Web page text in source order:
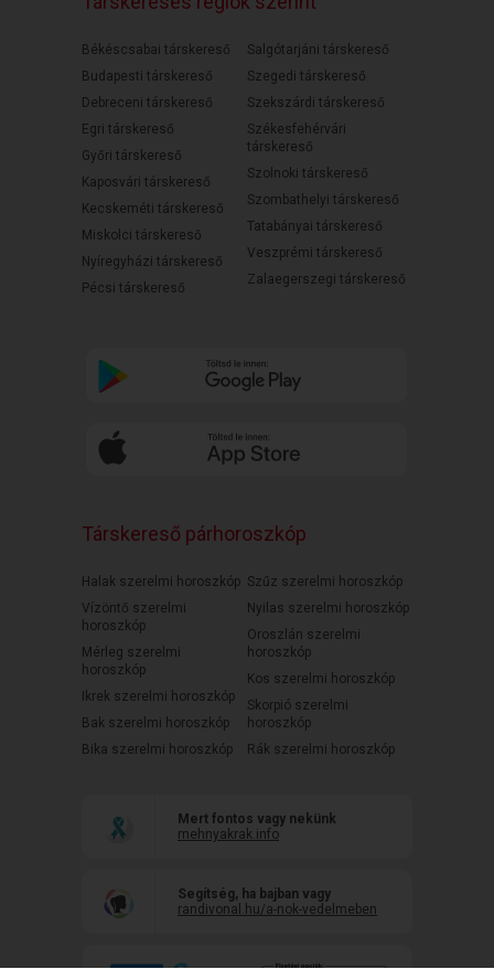
Békéscsabai társkereső
Budapesti társkereső
Debreceni társkereső
Egri társkereső
Győri társkereső
Kaposvári társkereső
Kecskeméti társkereső
Miskolci társkereső
Nyíregyházi társkereső
Pécsi társkereső
Salgótarjáni társkereső
Szegedi társkereső
Szekszárdi társkereső
Székesfehérvári
társkereső
Szolnoki társkereső
Szombathelyi társkereső
Tatabányai társkereső
Veszprémi társkereső
Zalaegerszegi társkereső
Társkereső párhoroszkóp
Halak szerelmi horoszkóp
Vízöntő szerelmi
horoszkóp
Mérleg szerelmi
horoszkóp
Ikrek szerelmi horoszkóp
Bak szerelmi horoszkóp
Bika szerelmi horoszkóp
Szűz szerelmi horoszkóp
Nyilas szerelmi horoszkóp
Oroszlán szerelmi
horoszkóp
Kos szerelmi horoszkóp
Skorpió szerelmi
horoszkóp
Rák szerelmi horoszkóp
Mert fontos vagy nekünk
mehnyakrak.info
Segítség, ha bajban vagy
randivonal.hu/a-nok-vedelmeben